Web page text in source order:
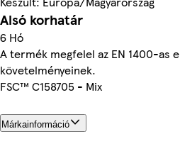
Alsó korhatár
6 Hó
A termék megfelel az EN 1400-as
követelményeinek.
FSC™ C158705 - Mix
Márkainformáció